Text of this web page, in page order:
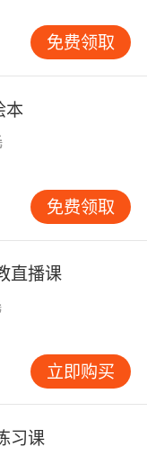
河
as opposed to
免费领取
本
免费领取
直播课
立即购买
习课